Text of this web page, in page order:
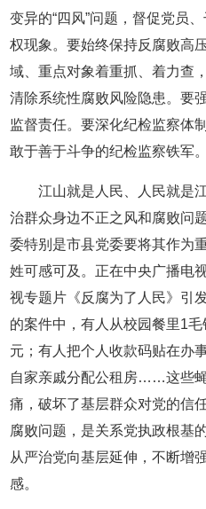
变异的“四风”问题，督促党员
权现象。要始终保持反腐败高
域、重点对象着重抓、着力查
清除系统性腐败风险隐患。要
监督责任。要深化纪检监察体
敢于善于斗争的纪检监察铁军。
江山就是人民、人民就是
治群众身边不正之风和腐败问
委特别是市县党委要将其作为
姓可感可及。正在中央广播电
视专题片《反腐为了人民》引
的案件中，有人从校园餐里1
元；有人把个人收款码贴在办
自家亲戚分配公租房……这些
痛，破坏了基层群众对党的信
腐败问题，是关系党执政根基
从严治党向基层延伸，不断增
感。